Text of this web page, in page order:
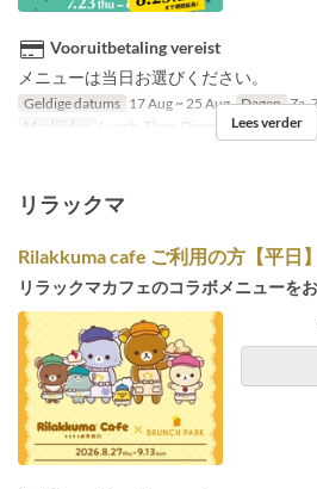
Vooruitbetaling vereist
メニューは当日お選びください。
Geldige datums 17 Aug ~ 25 Aug Dagen Za,
Maaltijden
Lunch, Thee, Diner Zitplaats
Lees verder
リラックマ
Rilakkuma cafe ご利用の方【平日】
リラックマカフェのコラボメニューを